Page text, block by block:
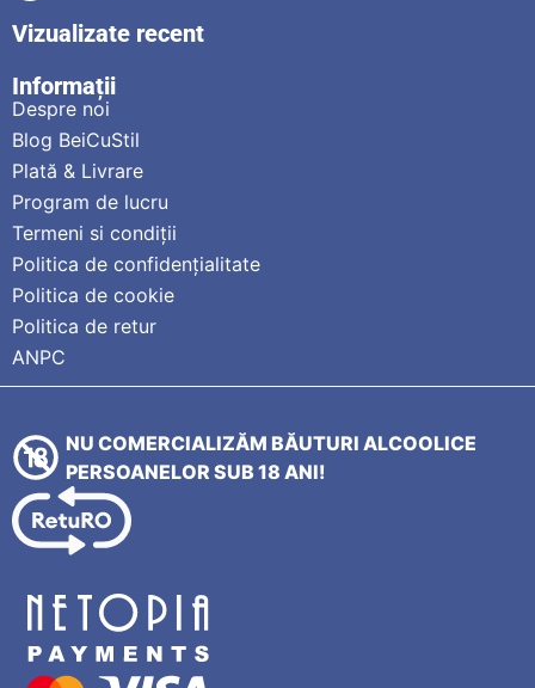
Vizualizate recent
Informații
Despre noi
Blog BeiCuStil
Plată & Livrare
Program de lucru
Termeni si condiții
Politica de confidențialitate
Politica de cookie
Politica de retur
ANPC
NU COMERCIALIZĂM BĂUTURI ALCOOLICE
PERSOANELOR SUB 18 ANI!